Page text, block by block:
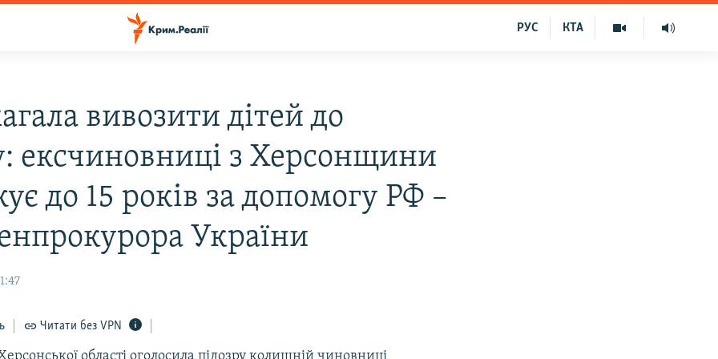
КТА
РУС
вивозити дітей до
ексчиновниці з Херсонщини
до 15 років за допомогу РФ –
України
Читати без VPN